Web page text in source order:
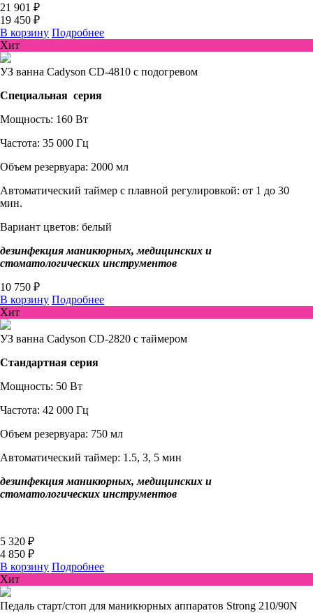
21 901 ₽
19 450 ₽
В корзину Подробнее
Хит
УЗ ванна Cadyson CD-4810 с подогревом
Специальная серия
Мощность: 160 Вт
Частота: 35 000 Гц
Объем резервуара: 2000 мл
Автоматический таймер с плавной регулировкой: от 1 до 30
мин.
Вариант цветов: белый
дезинфекция маникюрных, медицинских и
стоматологических инструментов
10 750 ₽
В корзину Подробнее
Хит
УЗ ванна Cadyson CD-2820 с таймером
Стандартная серия
Мощность: 50 Вт
Частота: 42 000 Гц
Объем резервуара: 750 мл
Автоматический таймер: 1.5, 3, 5 мин
дезинфекция маникюрных, медицинских и
стоматологических инструментов
5 320 ₽
4 850 ₽
В корзину Подробнее
Хит
Педаль старт/стоп для маникюрных аппаратов Strong 210/90N